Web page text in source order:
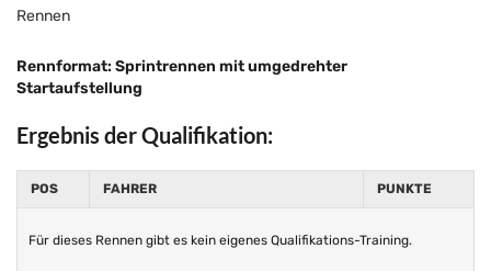
Rennen
Rennformat: Sprintrennen mit umgedrehter
Startaufstellung
Ergebnis der Qualifikation:
POS FAHRER PUNKTE
Für dieses Rennen gibt es kein eigenes Qualifikations-Training.